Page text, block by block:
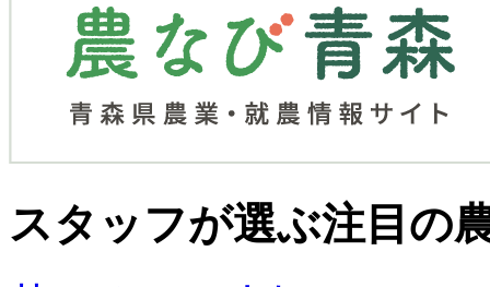
スタッフが選ぶ注目の